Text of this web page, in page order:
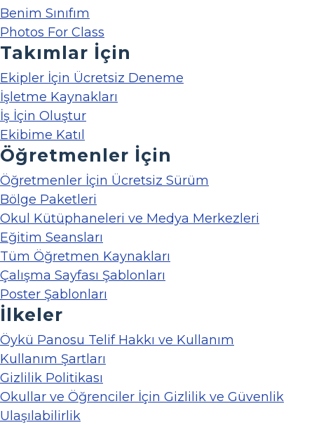
Benim Sınıfım
Photos For Class
Takımlar İçin
Ekipler İçin Ücretsiz Deneme
İşletme Kaynakları
İş İçin Oluştur
Ekibime Katıl
Öğretmenler İçin
Öğretmenler İçin Ücretsiz Sürüm
Bölge Paketleri
Okul Kütüphaneleri ve Medya Merkezleri
Eğitim Seansları
Tüm Öğretmen Kaynakları
Çalışma Sayfası Şablonları
Poster Şablonları
İlkeler
Öykü Panosu Telif Hakkı ve Kullanım
Kullanım Şartları
Gizlilik Politikası
Okullar ve Öğrenciler İçin Gizlilik ve Güvenlik
Ulaşılabilirlik